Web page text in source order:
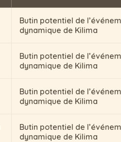
Butin potentiel de
dynamique de Kilima
Butin potentiel de
dynamique de Kilima
Butin potentiel de
dynamique de Kilima
Butin potentiel de
dynamique de Kilima